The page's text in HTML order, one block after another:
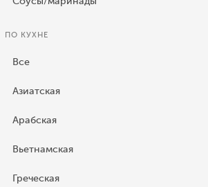
ПО КУХНЕ
Все
Азиатская
Арабская
Вьетнамская
Греческая